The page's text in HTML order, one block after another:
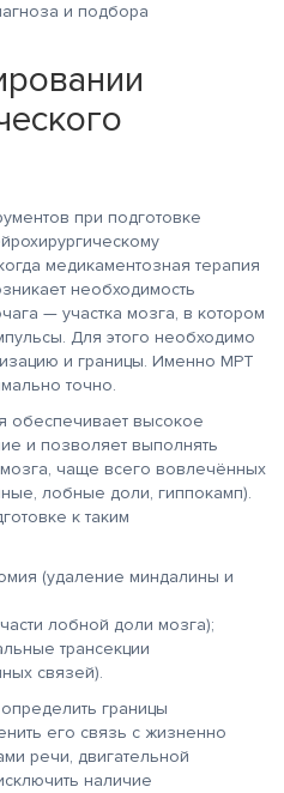
и подбора
при подготовке
медикаментозная терапия
необходимость
— участка мозга, в котором
Для этого необходимо
и границы. Именно МРТ
точно.
обеспечивает высокое
и позволяет выполнять
чаще всего вовлечённых
лобные доли, гиппокамп).
к таким
(удаление миндалины и
лобной доли мозга);
трансекции
связей).
границы
его связь с жизненно
речи, двигательной
наличие